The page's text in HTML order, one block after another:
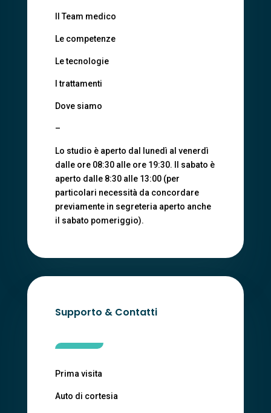
Il Team medico
Le competenze
Le tecnologie
I trattamenti
Dove siamo
–
Lo studio è aperto dal lunedì al venerdì
dalle ore 08:30 alle ore 19:30. Il sabato è
aperto dalle 8:30 alle 13:00 (per
particolari necessità da concordare
previamente in segreteria aperto anche
il sabato pomeriggio).
Supporto & Contatti
Prima visita
Auto di cortesia